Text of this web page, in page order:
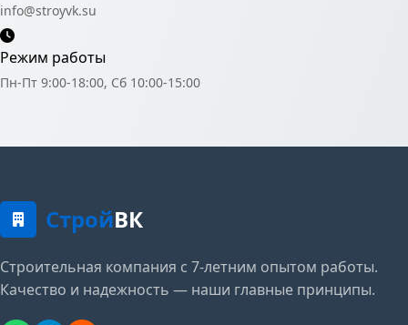
info@stroyvk.su
Режим работы
Пн-Пт 9:00-18:00, Сб 10:00-15:00
СтройВК
Строительная компания с 7-летним опытом работы.
Качество и надежность — наши главные принципы.